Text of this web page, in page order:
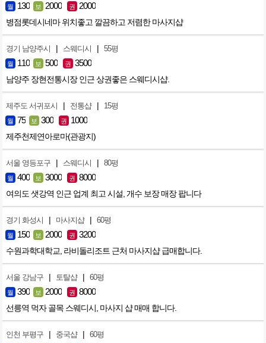
월 130 보 2000 권 2000
병점롯데시네마 위치좋고 깔끔하고 저렴한 마사지샵
경기 남양주시 | 스웨디시 | 55평
월 110 보 500 권 3500
남양주 장현전통시장 인근 상권좋은 스웨디시샵.
제주도 서귀포시 | 전통샵 | 15평
월 75 보 300 권 1000
제주천제연아로마(관광지)
서울 영등포구 | 스웨디시 | 80평
월 400 보 3000 권 8000
여의도 샛강역 인근 업계 최고 시설, 개수 보장 매장 팝니다
경기 화성시 | 마사지샵 | 60평
월 150 보 2000 권 3200
수원과학대학교, 라비돌리조트 근처 마사지샵 급매합니다.
서울 강남구 | 토탈샵 | 60평
월 390 보 2000 권 8000
선릉역 먹자 골목 스웨디시, 마사지 샵 매매 합니다.
인천 부평구 | 중국샵 | 60평